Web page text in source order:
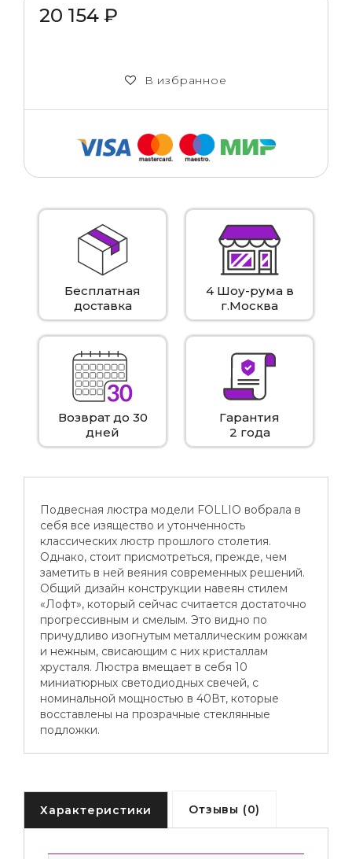
20 154 ₽
В избранное
Бесплатная
доставка
4 Шоу-рума в
г.Москва
Возврат до 30
дней
Гарантия
2 года
Подвесная люстра модели FOLLIO вобрала в
себя все изящество и утонченность
классических люстр прошлого столетия.
Однако, стоит присмотреться, прежде, чем
заметить в ней веяния современных решений.
Общий дизайн конструкции навеян стилем
«Лофт», который сейчас считается достаточно
прогрессивным и смелым. Это видно по
причудливо изогнутым металлическим рожкам
и нежным, свисающим с них кристаллам
хрусталя. Люстра вмещает в себя 10
миниатюрных светодиодных свечей, с
номинальной мощностью в 40Вт, которые
восставлены на прозрачные стеклянные
подложки.
Характеристики Отзывы (0)